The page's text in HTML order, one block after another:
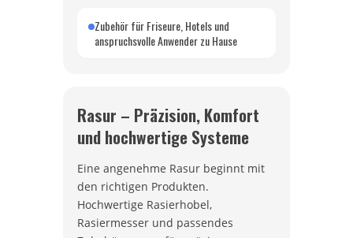
Zubehör für Friseure, Hotels und
anspruchsvolle Anwender zu Hause
Rasur – Präzision, Komfort
und hochwertige Systeme
Eine angenehme Rasur beginnt mit
den richtigen Produkten.
Hochwertige Rasierhobel,
Rasiermesser und passendes